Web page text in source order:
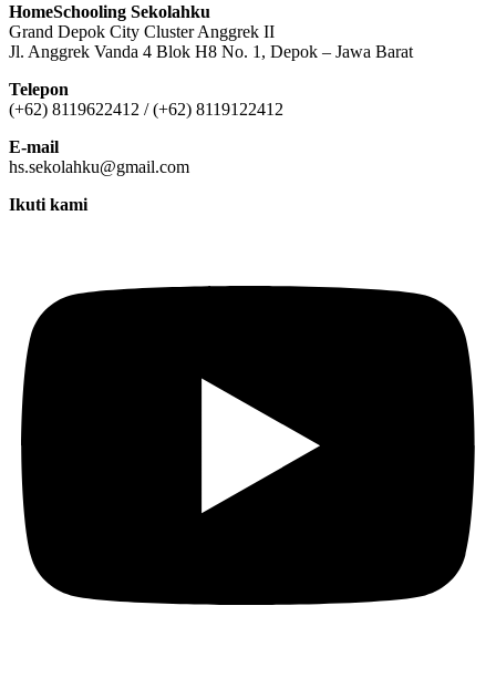
HomeSchooling Sekolahku
Grand Depok City Cluster Anggrek II
Jl. Anggrek Vanda 4 Blok H8 No. 1, Depok – Jawa Barat
Telepon
(+62) 8119622412 / (+62) 8119122412
E-mail
hs.sekolahku@gmail.com
Ikuti kami